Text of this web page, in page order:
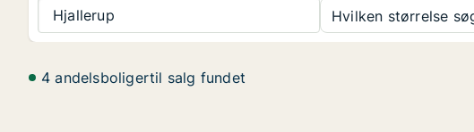
Hjallerup Hvilken størrelse
4 andelsboligertil salg fundet